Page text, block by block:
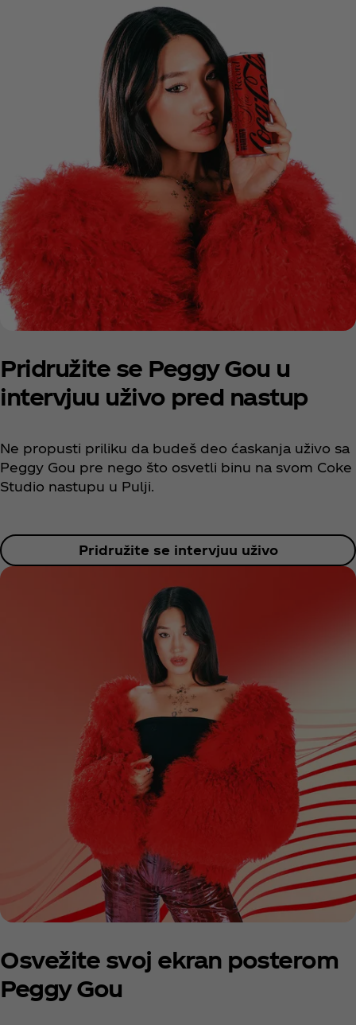
Pridružite se Peggy Gou u
intervjuu uživo pred nastup
Ne propusti priliku da budeš deo ćaskanja uživo sa
Peggy Gou pre nego što osvetli binu na svom Coke
Studio nastupu u Pulji.
Pridružite se intervjuu uživo
Osvežite svoj ekran posterom
Peggy Gou